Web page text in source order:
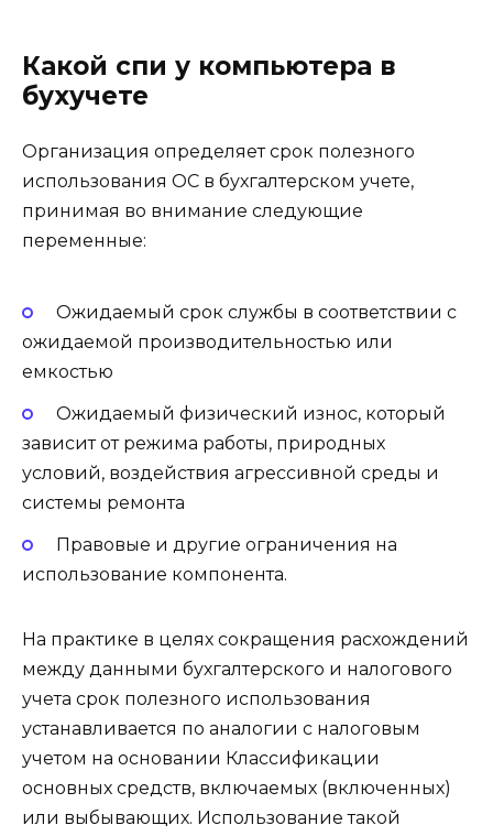
Какой спи у компьютера в
бухучете
Организация определяет срок полезного
использования ОС в бухгалтерском учете,
принимая во внимание следующие
переменные:
Ожидаемый срок службы в соответствии с
ожидаемой производительностью или
емкостью
Ожидаемый физический износ, который
зависит от режима работы, природных
условий, воздействия агрессивной среды и
системы ремонта
Правовые и другие ограничения на
использование компонента.
На практике в целях сокращения расхождений
между данными бухгалтерского и налогового
учета срок полезного использования
устанавливается по аналогии с налоговым
учетом на основании Классификации
основных средств, включаемых (включенных)
или выбывающих. Использование такой